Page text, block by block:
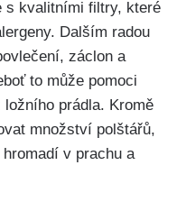
s‌ kvalitními filtry, ​které
Dalším‍ radou
záclon a
to může pomoci
prádla. Kromě
množství polštářů,
v prachu a